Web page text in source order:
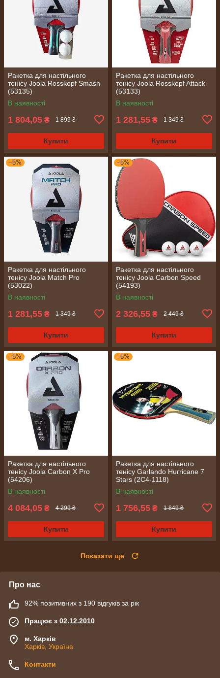
Ракетка для настільного
тенісу Joola Rosskopf Smash
(53135)
В наявності
1 804,05 ₴ 1 899 ₴
Купити
Ракетка для настільного
тенісу Joola Rosskopf Attack
(53133)
В наявності
1 281,55 ₴ 1 349 ₴
Купити
–5%
Ракетка для настільного
тенісу Joola Match Pro
(53022)
В наявності
1 281,55 ₴ 1 349 ₴
Купити
–5%
Ракетка для настільного
тенісу Joola Carbon Speed
(54193)
В наявності
2 326,55 ₴ 2 449 ₴
Купити
–5%
Ракетка для настільного
тенісу Joola Carbon X Pro
(54206)
В наявності
4 084,05 ₴ 4 299 ₴
Купити
–5%
Ракетка для настільного
тенісу Garlando Hurricane 7
Stars (2C4-1118)
В наявності
1 756,55 ₴ 1 849 ₴
Купити
Показати ще
Про нас
92% позитивних з 190 відгуків за рік
Працює з 02.12.2010
м. Харків
Харків, Україна
Контакти